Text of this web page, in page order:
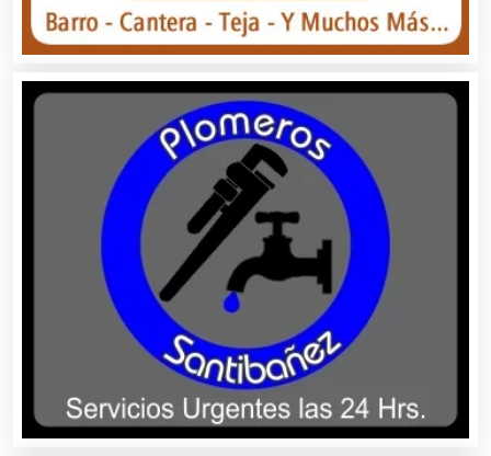
Artículos para Regalos
Artículos Personales
Artículos Publicitarios
Aseguradoras
Asesores Técnicos
Asesoría Fiscal